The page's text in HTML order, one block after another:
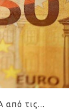
τις...